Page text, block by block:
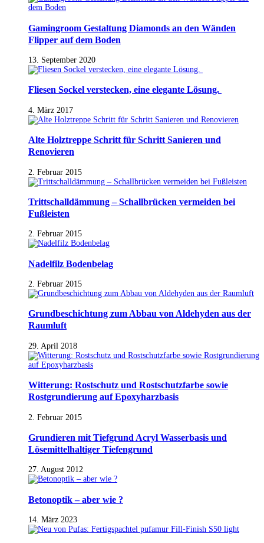
Gamingroom Gestaltung Diamonds an den Wänden
Flipper auf dem Boden
13. September 2020
Fliesen Sockel verstecken, eine elegante Lösung.
4. März 2017
Alte Holztreppe Schritt für Schritt Sanieren und
Renovieren
2. Februar 2015
Trittschalldämmung – Schallbrücken vermeiden bei
Fußleisten
2. Februar 2015
Nadelfilz Bodenbelag
2. Februar 2015
Grundbeschichtung zum Abbau von Aldehyden aus der
Raumluft
29. April 2018
Witterung: Rostschutz und Rostschutzfarbe sowie
Rostgrundierung auf Epoxyharzbasis
2. Februar 2015
Grundieren mit Tiefgrund Acryl Wasserbasis und
Lösemittelhaltiger Tiefengrund
27. August 2012
Betonoptik – aber wie ?
14. März 2023